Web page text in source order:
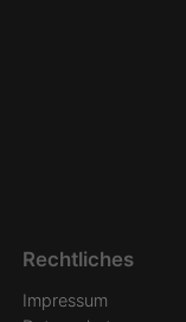
Rechtliches
Impressum